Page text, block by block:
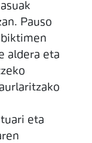
Pauso
aldera eta
eta